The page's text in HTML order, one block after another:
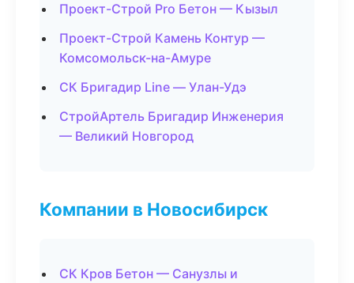
Проект-Строй Pro Бетон — Кызыл
Проект-Строй Камень Контур —
Комсомольск-на-Амуре
СК Бригадир Line — Улан-Удэ
СтройАртель Бригадир Инженерия
— Великий Новгород
Компании в Новосибирск
СК Кров Бетон — Санузлы и